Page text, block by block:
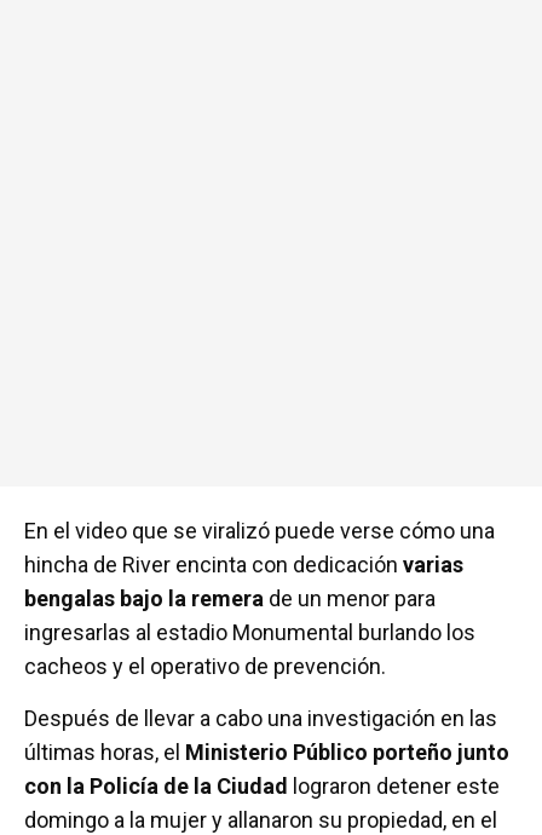
En el video que se viralizó puede verse cómo una
hincha de River encinta con dedicación varias
bengalas bajo la remera de un menor para
ingresarlas al estadio Monumental burlando los
cacheos y el operativo de prevención.
Después de llevar a cabo una investigación en las
últimas horas, el Ministerio Público porteño junto
con la Policía de la Ciudad
lograron detener este
domingo a la mujer y allanaron su propiedad, en el